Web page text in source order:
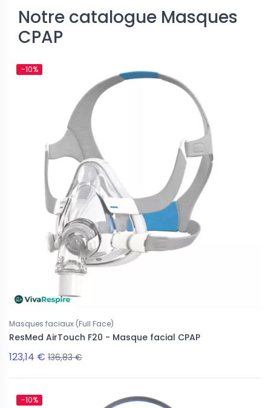
Notre catalogue Masques
CPAP
-10%
Masques faciaux (Full Face)
ResMed AirTouch F20 - Masque facial CPAP
123,14 € 136,83 €
-10%